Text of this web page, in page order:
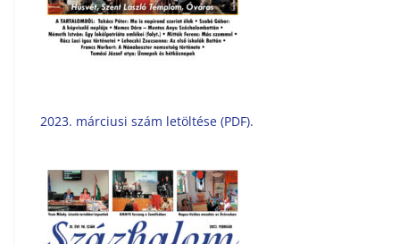
2023. márciusi szám letöltése (PDF).